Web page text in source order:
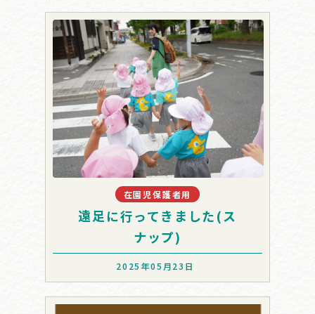
在園児保護者用
遠足に行ってきました(ス
ナップ)
2025年05月23日